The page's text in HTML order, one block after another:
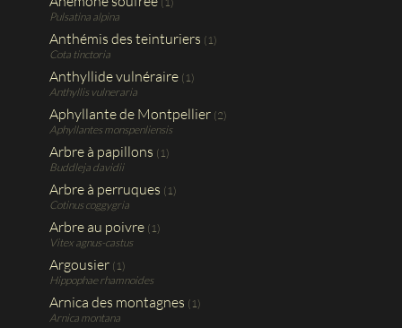
Pulsatina alpina
Anthémis des teinturiers (1)
Cota tinctoria
Anthyllide vulnéraire (1)
Anthyllis vulneraria
Aphyllante de Montpellier (2)
Aphyllantes monspenliensis
Arbre à papillons (1)
Buddleja davidii
Arbre à perruques (1)
Cotinus coggygria
Arbre au poivre (1)
Vitex agnus-castus
Argousier (1)
Hippophae rhamnoides
Arnica des montagnes (1)
Arnica montana